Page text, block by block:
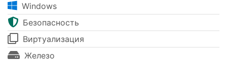
Windows
Безопасность
Виртуализация
Железо